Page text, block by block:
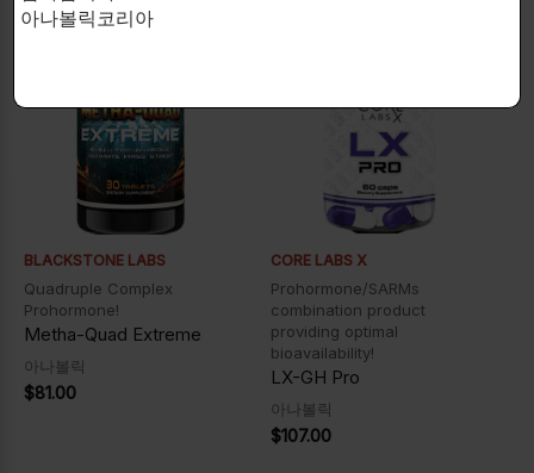
BLACKSTONE LABS
Quadruple Complex
Prohormone!
Metha-Quad Extreme
아나볼릭
$81.00
CORE LABS X
Prohormone/SARMs
combination product
providing optimal
bioavailability!
LX-GH Pro
아나볼릭
$107.00
아나볼릭코리아